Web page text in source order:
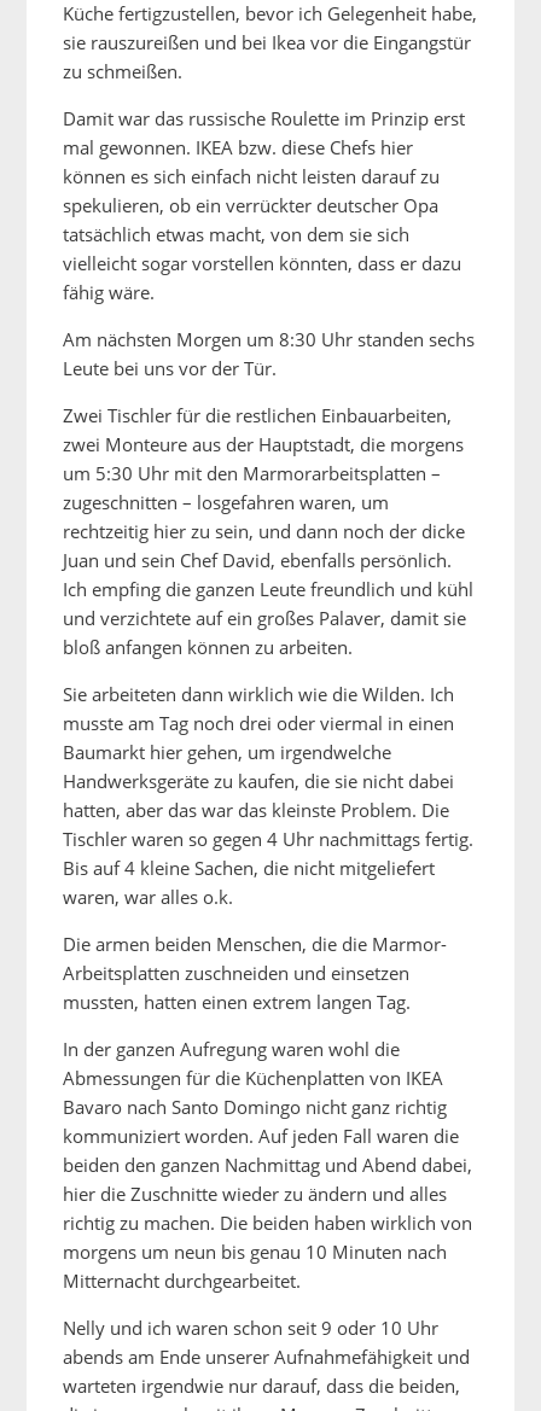
Küche fertigzustellen, bevor ich Gelegenheit habe,
sie rauszureißen und bei Ikea vor die Eingangstür
zu schmeißen.
Damit war das russische Roulette im Prinzip erst
mal gewonnen. IKEA bzw. diese Chefs hier
können es sich einfach nicht leisten darauf zu
spekulieren, ob ein verrückter deutscher Opa
tatsächlich etwas macht, von dem sie sich
vielleicht sogar vorstellen könnten, dass er dazu
fähig wäre.
Am nächsten Morgen um 8:30 Uhr standen sechs
Leute bei uns vor der Tür.
Zwei Tischler für die restlichen Einbauarbeiten,
zwei Monteure aus der Hauptstadt, die morgens
um 5:30 Uhr mit den Marmorarbeitsplatten –
zugeschnitten – losgefahren waren, um
rechtzeitig hier zu sein, und dann noch der dicke
Juan und sein Chef David, ebenfalls persönlich.
Ich empfing die ganzen Leute freundlich und kühl
und verzichtete auf ein großes Palaver, damit sie
bloß anfangen können zu arbeiten.
Sie arbeiteten dann wirklich wie die Wilden. Ich
musste am Tag noch drei oder viermal in einen
Baumarkt hier gehen, um irgendwelche
Handwerksgeräte zu kaufen, die sie nicht dabei
hatten, aber das war das kleinste Problem. Die
Tischler waren so gegen 4 Uhr nachmittags fertig.
Bis auf 4 kleine Sachen, die nicht mitgeliefert
waren, war alles o.k.
Die armen beiden Menschen, die die Marmor-
Arbeitsplatten zuschneiden und einsetzen
mussten, hatten einen extrem langen Tag.
In der ganzen Aufregung waren wohl die
Abmessungen für die Küchenplatten von IKEA
Bavaro nach Santo Domingo nicht ganz richtig
kommuniziert worden. Auf jeden Fall waren die
beiden den ganzen Nachmittag und Abend dabei,
hier die Zuschnitte wieder zu ändern und alles
richtig zu machen. Die beiden haben wirklich von
morgens um neun bis genau 10 Minuten nach
Mitternacht durchgearbeitet.
Nelly und ich waren schon seit 9 oder 10 Uhr
abends am Ende unserer Aufnahmefähigkeit und
warteten irgendwie nur darauf, dass die beiden,